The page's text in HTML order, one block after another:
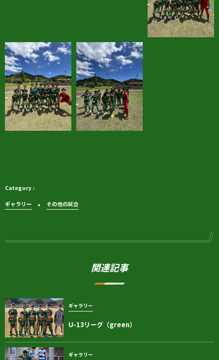
ギャラリー その他の試合
関連記事
ギャラリー
U-13リーグ（green）
ギャラリー